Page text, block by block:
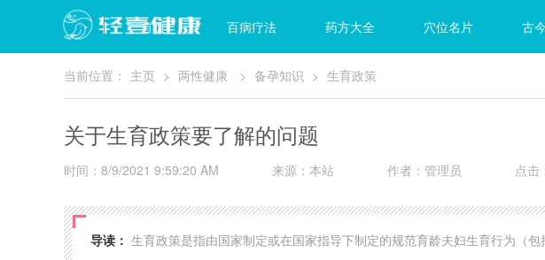
首页 百病疗法 药方大全 穴位名片 古
当前位置： 主页 > 两性健康 > 备孕知识 > 生育政策
关于生育政策要了解的问题
时间：8/9/2021 9:59:20 AM 来源：本站 作者：管理员 点击
导读： 生育政策是指由国家制定或在国家指导下制定的规范育龄夫妇生育行为（包